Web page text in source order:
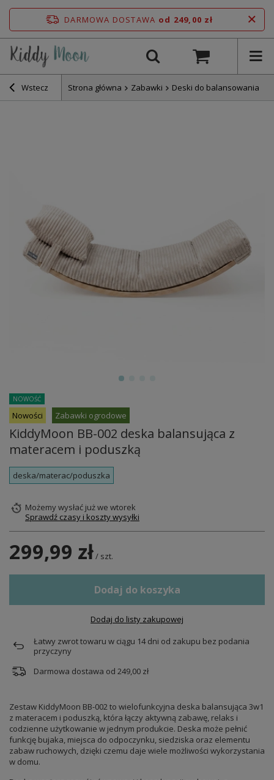
DARMOWA DOSTAWA od 249,00 zł
Wstecz Strona główna Zabawki Deski do balansowania
Nowości Zabawki ogrodowe
KiddyMoon BB-002 deska balansująca z
materacem i poduszką
NOWOŚĆ
deska/materac/poduszka
Możemy wysłać jużwe wtorek
Sprawdź czasy i koszty wysyłki
299,99 zł/ szt.
Dodaj do koszyka
Dodaj do listy zakupowej
Łatwy zwrot towaru w ciągu 14dni od zakupu bez podania
przyczyny
Darmowa dostawa od 249,00 zł
Zestaw KiddyMoon BB-002 to wielofunkcyjna deska balansująca 3w1
z materacem i poduszką, która łączy aktywną zabawę, relaks i
codzienne użytkowanie w jednym produkcie. Deska może pełnić
funkcję bujaka, miejsca do odpoczynku, siedziska oraz elementu
zabaw ruchowych, dzięki czemu daje wiele możliwości wykorzystania
w domu.